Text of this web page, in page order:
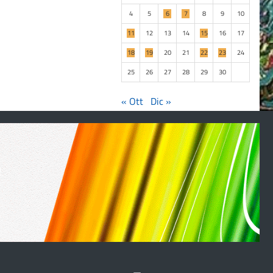
4
5 6 7 8 9
10
11
12 13 14 15 16
17
18
19 20 21 22 23
24
25
26 27 28 29 30
« Ott Dic »